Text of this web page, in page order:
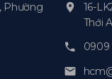
Phường
16-
Thới
0909